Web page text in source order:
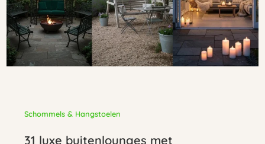
Schommels & Hangstoelen
31 luxe buitenlounges met